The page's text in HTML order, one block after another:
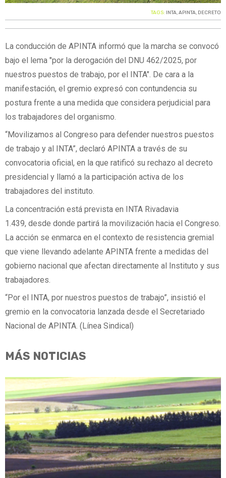
TAGS: INTA,APINTA, DECRETO
La conducción de APINTA informó que la marcha se convocó
bajo el lema "por la derogación del DNU 462/2025, por
nuestros puestos de trabajo, por el INTA". De cara a la
manifestación, el gremio expresó con contundencia su
postura frente a una medida que considera perjudicial para
los trabajadores del organismo.
“Movilizamos al Congreso para defender nuestros puestos
de trabajo y al INTA”, declaró APINTA a través de su
convocatoria oficial, en la que ratificó su rechazo al decreto
presidencial y llamó a la participación activa de los
trabajadores del instituto.
La concentración está prevista en INTA Rivadavia
1.439, desde donde partirá la movilización hacia el Congreso.
La acción se enmarca en el contexto de resistencia gremial
que viene llevando adelante APINTA frente a medidas del
gobierno nacional que afectan directamente al Instituto y sus
trabajadores.
“Por el INTA, por nuestros puestos de trabajo”, insistió el
gremio en la convocatoria lanzada desde el Secretariado
Nacional de APINTA. (Línea Sindical)
MÁS NOTICIAS